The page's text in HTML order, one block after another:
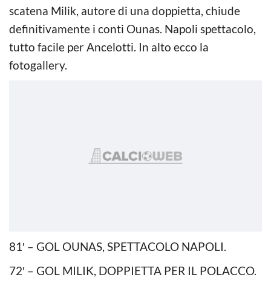
scatena Milik, autore di una doppietta, chiude
definitivamente i conti Ounas. Napoli spettacolo,
tutto facile per Ancelotti. In alto ecco la
fotogallery.
81′ – GOL OUNAS, SPETTACOLO NAPOLI.
72′ – GOL MILIK, DOPPIETTA PER IL POLACCO.